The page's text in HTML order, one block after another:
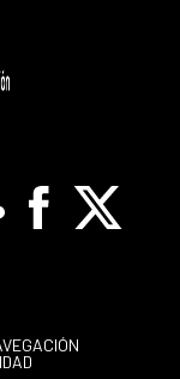
Facebook
X